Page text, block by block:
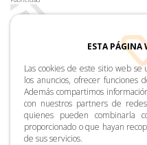
ESTA PÁGINA
Las cookies de este sitio web
los anuncios, ofrecer funciones
Además compartimos
con nuestros partners de
quienes pueden combinarla
proporcionado o que hayan
de sus servicios.